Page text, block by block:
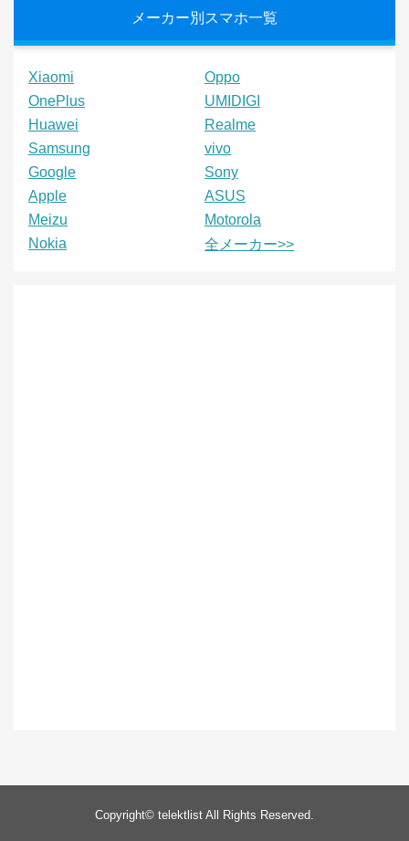
メーカー別スマホ一覧
Xiaomi
Oppo
OnePlus
UMIDIGI
Huawei
Realme
Samsung
vivo
Google
Sony
Apple
ASUS
Meizu
Motorola
Nokia
全メーカー>>
Copyright© telektlist All Rights Reserved.